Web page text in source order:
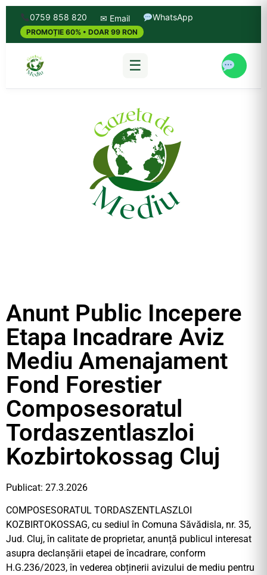
0759 858 820 ✉ Email WhatsApp
PROMOȚIE 60% • DOAR 99 RON
☰
Anunt Public Incepere
Etapa Incadrare Aviz
Mediu Amenajament
Fond Forestier
Composesoratul
Tordaszentlaszloi
Kozbirtokossag Cluj
Publicat: 27.3.2026
COMPOSESORATUL TORDASZENTLASZLOI
KOZBIRTOKOSSAG, cu sediul în Comuna Săvădisla, nr. 35,
Jud. Cluj, în calitate de proprietar, anunță publicul interesat
asupra declanșării etapei de încadrare, conform
H.G.236/2023, în vederea obținerii avizului de mediu pentru